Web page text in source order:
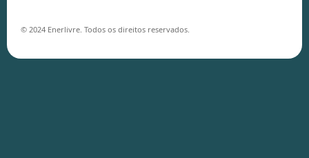
© 2024 Enerlivre. Todos os direitos reservados.